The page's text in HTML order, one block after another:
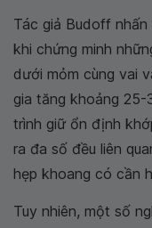
Tác giả Budoff nhấn
khi chứng minh
dưới mỏm cùng vai
gia tăng khoảng
trình giữ ổn định
ra đa số đều liên
hẹp khoang có cần
Tuy nhiên, một số